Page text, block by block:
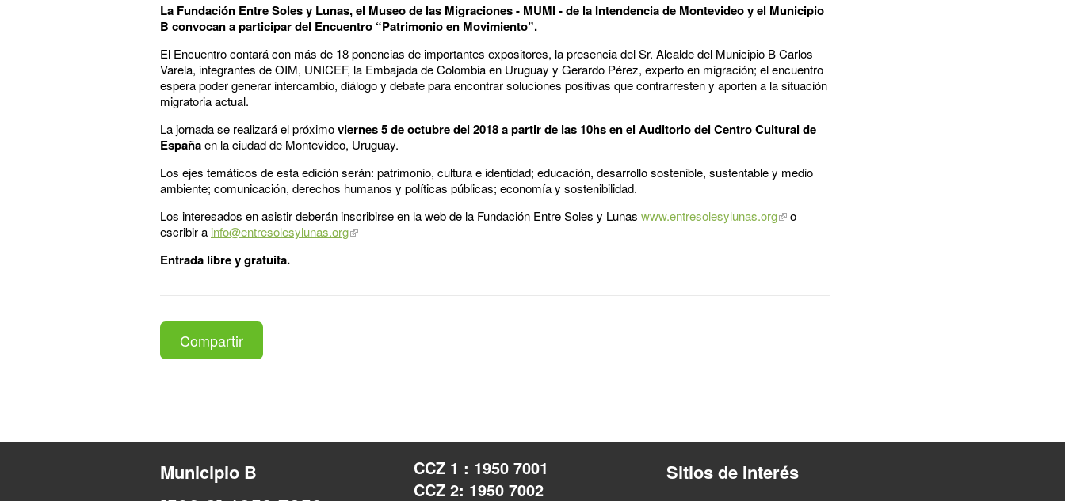
La Fundación Entre Soles y Lunas, el Museo de las Migraciones - MUMI - de la Intendencia de Montevideo y el Municipio
B convocan a participar del Encuentro “Patrimonio en Movimiento”.
El Encuentro contará con más de 18 ponencias de importantes expositores, la presencia del Sr. Alcalde del Municipio B Carlos
Varela, integrantes de OIM, UNICEF, la Embajada de Colombia en Uruguay y Gerardo Pérez, experto en migración; el encuentro
espera poder generar intercambio, diálogo y debate para encontrar soluciones positivas que contrarresten y aporten a la situación
migratoria actual.
La jornada se realizará el próximoviernes 5 de octubre del 2018 a partir de las 10hs en el Auditorio del Centro Cultural de
Españaen la ciudad de Montevideo, Uruguay.
Los ejes temáticos de esta edición serán: patrimonio, cultura e identidad; educación, desarrollo sostenible, sustentable y medio
ambiente; comunicación, derechos humanos y políticas públicas; economía y sostenibilidad.
Los interesados en asistir deberán inscribirse en la web de la Fundación Entre Soles y Lunas www.entresolesylunas.org
o
escribir a info@entresolesylunas.org
Entrada libre y gratuita.
Compartir
Municipio B
CCZ 1 : 1950 7001
CCZ 2: 1950 7002
Sitios de Interés